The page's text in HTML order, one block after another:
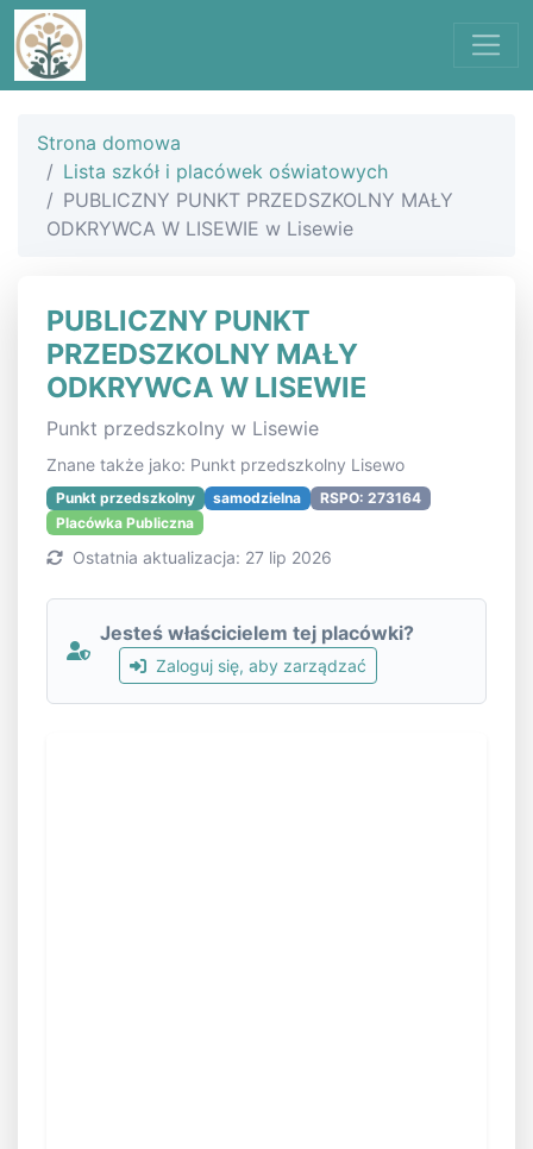
Strona domowa
Lista szkół i placówek oświatowych
PUBLICZNY PUNKT PRZEDSZKOLNY MAŁY
ODKRYWCA W LISEWIE w Lisewie
PUBLICZNY PUNKT
PRZEDSZKOLNY MAŁY
ODKRYWCA W LISEWIE
Punkt przedszkolny w Lisewie
Znane także jako: Punkt przedszkolny Lisewo
Punkt przedszkolny samodzielna
RSPO: 273164
Placówka Publiczna
Ostatnia aktualizacja: 27 lip 2026
Jesteś właścicielem tej placówki?
Zaloguj się, aby zarządzać